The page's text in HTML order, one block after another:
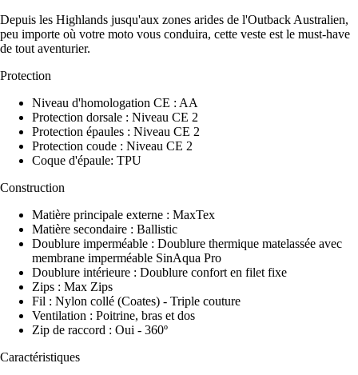
Depuis les Highlands jusqu'aux zones arides de l'Outback Australien,
peu importe où votre moto vous conduira, cette veste est le must-have
de tout aventurier.
Protection
Niveau d'homologation CE : AA
Protection dorsale : Niveau CE 2
Protection épaules : Niveau CE 2
Protection coude : Niveau CE 2
Coque d'épaule: TPU
Construction
Matière principale externe : MaxTex
Matière secondaire : Ballistic
Doublure imperméable : Doublure thermique matelassée avec
membrane imperméable SinAqua Pro
Doublure intérieure : Doublure confort en filet fixe
Zips : Max Zips
Fil : Nylon collé (Coates) - Triple couture
Ventilation : Poitrine, bras et dos
Zip de raccord : Oui - 360º
Caractéristiques